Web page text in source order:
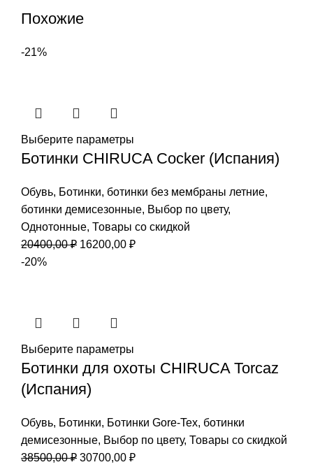
Похожие
-21%
Выберите параметры
Ботинки CHIRUCA Cocker (Испания)
Обувь, Ботинки, ботинки без мембраны летние,
ботинки демисезонные, Выбор по цвету,
Однотонные, Товары со скидкой
20400,00₽ Первоначальная
16200,00 ₽Текущая
-20%
Выберите параметры
Ботинки для охоты CHIRUCA Torcaz
(Испания)
Обувь, Ботинки, Ботинки Gore-Tex, ботинки
демисезонные, Выбор по цвету, Товары со скидкой
38500,00₽ Первоначальная
30700,00 ₽Текущая